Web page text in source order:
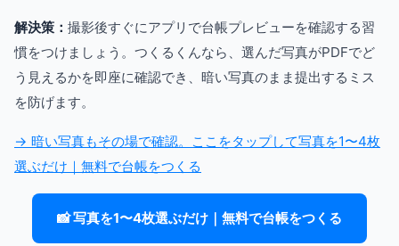
解決策： 撮影後すぐにアプリで台帳プレビューを確認する習
慣をつけましょう。つくるくんなら、選んだ写真がPDFでど
う見えるかを即座に確認でき、暗い写真のまま提出するミス
を防げます。
→ 暗い写真もその場で確認。ここをタップして写真を1〜4枚
選ぶだけ｜無料で台帳をつくる
📸 写真を1〜4枚選ぶだけ｜無料で台帳をつくる